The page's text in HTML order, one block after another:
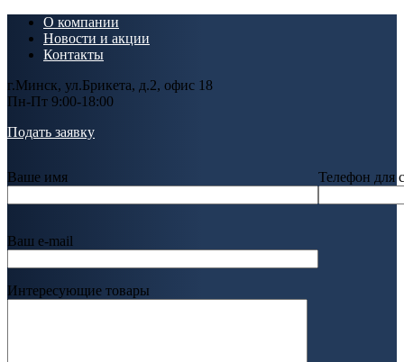
О компании
Новости и акции
Контакты
г.Минск, ул.Брикета, д.2, офис 18
Пн-Пт 9:00-18:00
Подать заявку
Ваше имя Телефон для
Ваш e-mail
Интересующие товары